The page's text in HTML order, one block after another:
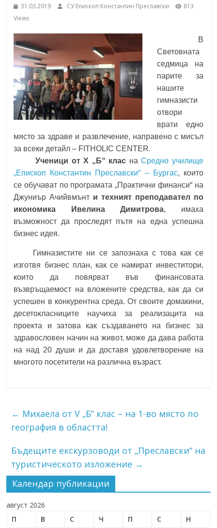
under the Erasmus+ Programme in
School,
Burgas
Средно
училище
"Епископ
Константин
Преславски"
Бургас
31.03.2019 СУ Епископ Константин Преславски
813
Views
В
Световната
седмица на
парите за
нашите
гимназисти
отвори
врати едно
място за здраве и развлечение, направено с мисъл
за всеки детайл – FITHOLIC CENTER.
Ученици от X „Б“ клас наСредно училище
„Епископ Константин Преславски“ – Бургас, които
се обучават по програмата „Практични финанси“ на
Джуниър Ачийвмънт и техният преподавател по
икономика Ивелина Димитрова, имаха
възможност да проследят пътя на една успешна
бизнес идея.
Гимназистите ни се запознаха с това как се
изготвя бизнес план, как се намират инвеститори,
които да повярват във финансовата
възвръщаемост на вложените средства, как да си
успешен в конкурентна среда. От своите домакини,
десетокласниците научиха за реализацита на
проекта и затова как създаването на бизнес за
здравословен начин на живот, може да дава работа
на над 20 души и да доставя удовлетворение на
многото посетители на различна възраст.
← Михаела от V „Б“ клас – на 1-во място по
география в областта!
Бъдещите екскурзоводи от „Преславски“ на
туристическото изложение →
Календар публикации
август 2026
П
В С Ч П С
Н